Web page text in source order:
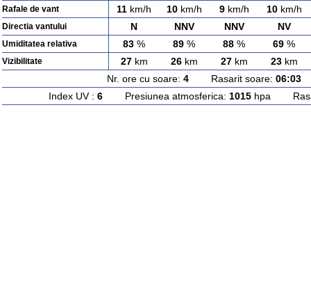
Rafale de vant 11 km/h 10km/h 9km/h 10km/h
Directia vantului N NNV NNV NV
Umiditatea relativa 83 % 89 % 88 % 69 %
Vizibilitate 27km 26km 27km 23km
Nr. ore cu soare: 4Rasarit soare: 06:03
Index UV : 6 Presiunea atmosferica: 1015 hpa